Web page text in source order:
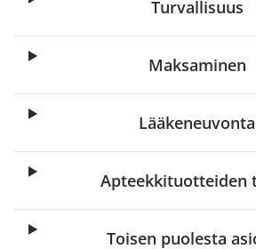
Turvallisuus
Maksaminen
Lääkeneuvonta
Apteekkituotteiden
Toisen puolesta